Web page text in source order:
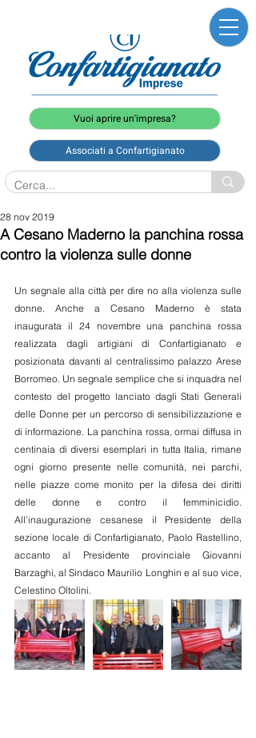
Vuoi aprire un'impresa?
Associati a Confartigianato
A Cesano Maderno la panchina rossa
contro la violenza sulle donne
28 nov 2019
Un segnale alla città per dire no alla violenza sulle
donne. Anche a Cesano Maderno è stata
inaugurata il 24 novembre una panchina rossa
realizzata dagli artigiani di Confartigianato e
posizionata davanti al centralissimo palazzo Arese
Borromeo. Un segnale semplice che si inquadra nel
contesto del progetto lanciato dagli Stati Generali
delle Donne per un percorso di sensibilizzazione e
di informazione. La panchina rossa, ormai diffusa in
centinaia di diversi esemplari in tutta Italia, rimane
ogni giorno presente nelle comunità, nei parchi,
nelle piazze come monito per la difesa dei diritti
delle donne e contro il femminicidio.
All’inaugurazione cesanese il Presidente della
sezione locale di Confartigianato, Paolo Rastellino,
accanto al Presidente provinciale Giovanni
Barzaghi, al Sindaco Maurilio Longhin e al suo vice,
Celestino Oltolini.